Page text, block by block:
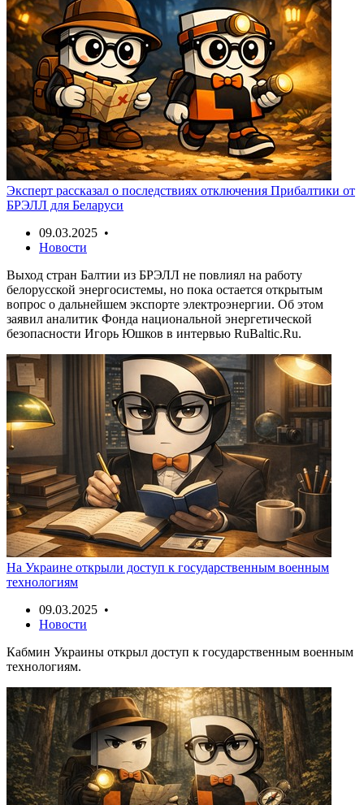
Эксперт рассказал о последствиях отключения Прибалтики от
БРЭЛЛ для Беларуси
09.03.2025 •
Новости
Выход стран Балтии из БРЭЛЛ не повлиял на работу
белорусской энергосистемы, но пока остается открытым
вопрос о дальнейшем экспорте электроэнергии. Об этом
заявил аналитик Фонда национальной энергетической
безопасности Игорь Юшков в интервью RuBaltic.Ru.
На Украине открыли доступ к государственным военным
технологиям
09.03.2025 •
Новости
Кабмин Украины открыл доступ к государственным военным
технологиям.